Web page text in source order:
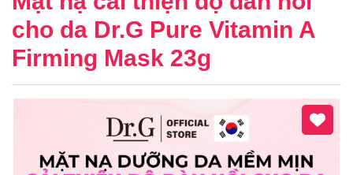
cho da Dr.G Pure Vitamin A
Firming Mask 23g